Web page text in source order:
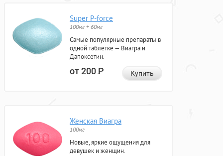
Super P-force
100мг + 60мг
Самые популярные препараты в
одной таблетке — Виагра и
Дапоксетин.
от 200Р Купить
Женская Виагра
100мг
Новые, яркие ощущения для
девушек и женщин.